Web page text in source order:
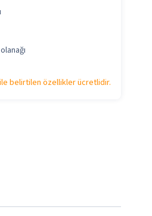
ile belirtilen özellikler ücretlidir.